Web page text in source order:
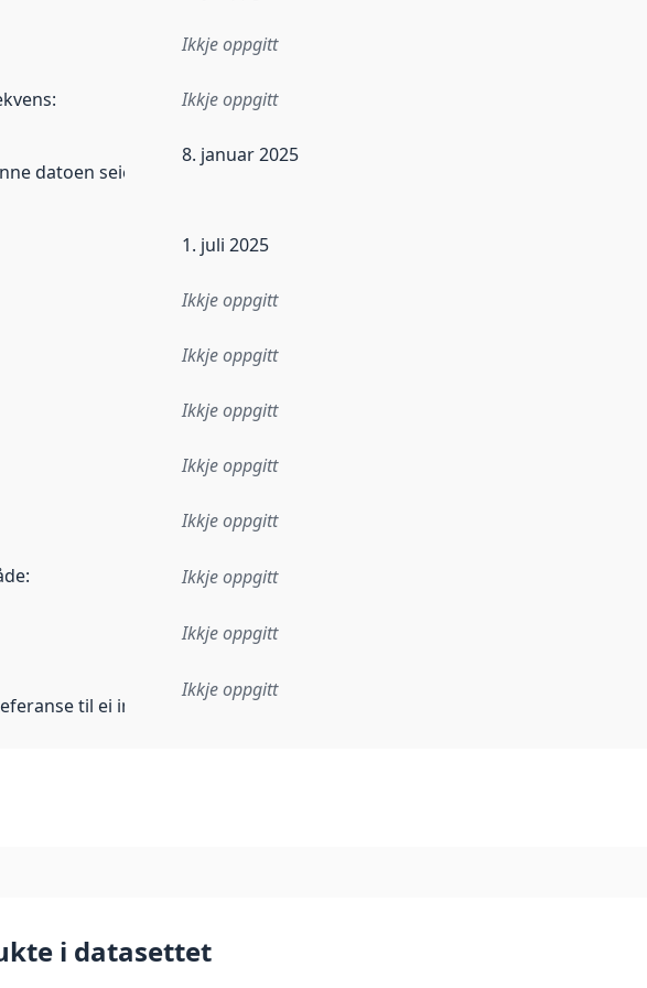
Ikkje oppgitt
: Ikkje oppgitt
datoen seier når dataa i dette datasettet først blei utgitt. Det kan ha
8. januar 2025
1. juli 2025
Ikkje oppgitt
Ikkje oppgitt
Ikkje oppgitt
Ikkje oppgitt
Ikkje oppgitt
: Ikkje oppgitt
Ikkje oppgitt
til ei implementeringsregel eller anna spesifikasjon som ligg til
Ikkje oppgitt
i datasettet